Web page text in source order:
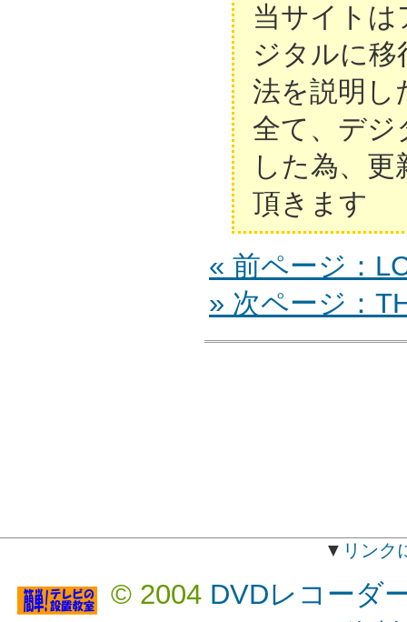
当サイト
ジタルに移
法を説明し
全て、デジ
した為、
頂きます
« 前ページ：
» 次ページ：
▼ リンク
© 2004 DVDレコーダ